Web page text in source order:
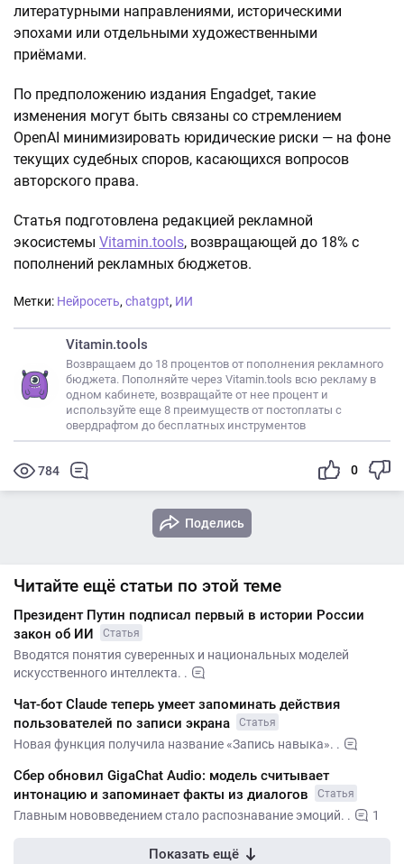
литературными направлениями, историческими
эпохами или отдельными художественными
приёмами.
По предположению издания Engadget, такие
изменения могут быть связаны со стремлением
OpenAI минимизировать юридические риски — на фоне
текущих судебных споров, касающихся вопросов
авторского права.
Статья подготовлена редакцией рекламной
экосистемы Vitamin.tools, возвращающей до 18% с
пополнений рекламных бюджетов.
Метки: Нейросеть, chatgpt, ИИ
Vitamin.tools
Возвращаем до 18 процентов от пополнения рекламного
бюджета. Пополняйте через Vitamin.tools всю рекламу в
одном кабинете, возвращайте от нее процент и
используйте еще 8 преимуществ от постоплаты с
овердрафтом до бесплатных инструментов
784 0
Поделись
Читайте ещё статьи по этой теме
Президент Путин подписал первый в истории России
закон об ИИ
Статья
Вводятся понятия суверенных и национальных моделей
искусственного интеллекта. .
Чат-бот Claude теперь умеет запоминать действия
пользователей по записи экрана
Статья
Новая функция получила название «Запись навыка». .
Сбер обновил GigaChat Audio: модель считывает
интонацию и запоминает факты из диалогов
Статья
Главным нововведением стало распознавание эмоций. . 1
Показать ещё